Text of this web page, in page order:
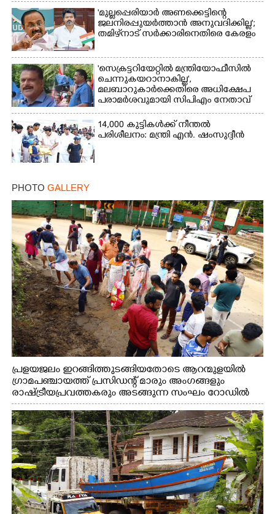
'മുല്ലപ്പെരിയാർ അണക്കെട്ടിന്റെ
ജലനിരപ്പുയർത്താൻ അനുവദിക്കില്ല';
തമിഴ്‌നാട് സർക്കാരിനെതിരെ കേരളം
'സെക്രട്ടറിയേറ്റിൽ മന്ത്രിയോഫീസിൽ
ചെന്നുകയറാനാകില്ല',
മലബാറുകാർക്കെതിരെ അധിക്ഷേപ
പരാമർശവുമായി സിപിഎം നേതാവ്‌
14,000 കുട്ടികൾക്ക് നീന്തൽ
പരിശീലനം: മന്ത്രി എൻ. ഷംസുദ്ദീൻ
PHOTO GALLERY
പ്രളയജലം ഇറങ്ങിത്തുടങ്ങിയതോടെ ആറന്മുളയിൽ
ഗ്രാമപഞ്ചായത്ത് പ്രസിഡന്റ് മാരും അംഗങ്ങളും
രാഷ്ട്രീയപ്രവത്തകരും അടങ്ങുന്ന സംഘം റോഡിൽ
അടിഞ്ഞ് കൂടിയ ചെളിയും മണ്ണും മറ്റ് മാലിന്യങ്ങളും
നീക്കം ചെയ്യുന്നു.